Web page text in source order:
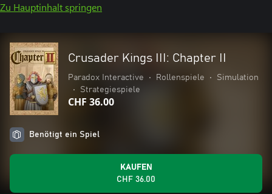
Zu Hauptinhalt springen
Crusader Kings III: Chapter II
Paradox Interactive • Rollenspiele •
Simulation
•
Strategiespiele
CHF 36.00
Benötigt ein Spiel
KAUFEN
CHF 36.00